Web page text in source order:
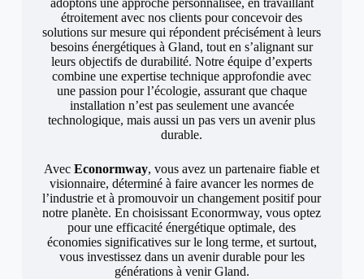
étroitement avec nos clients pour concevoir des
solutions sur mesure qui répondent précisément à leurs
besoins énergétiques à Gland, tout en s’alignant sur
leurs objectifs de durabilité. Notre équipe d’experts
combine une expertise technique approfondie avec
une passion pour l’écologie, assurant que chaque
installation n’est pas seulement une avancée
technologique, mais aussi un pas vers un avenir plus
durable.
AvecEconormway, vous avez un partenaire fiable et
visionnaire, déterminé à faire avancer les normes de
l’industrie et à promouvoir un changement positif pour
notre planète. En choisissant Econormway, vous optez
pour une efficacité énergétique optimale, des
économies significatives sur le long terme, et surtout,
vous investissez dans un avenir durable pour les
générations à venir Gland.